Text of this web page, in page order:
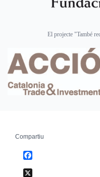
El projecte "També
Compartiu